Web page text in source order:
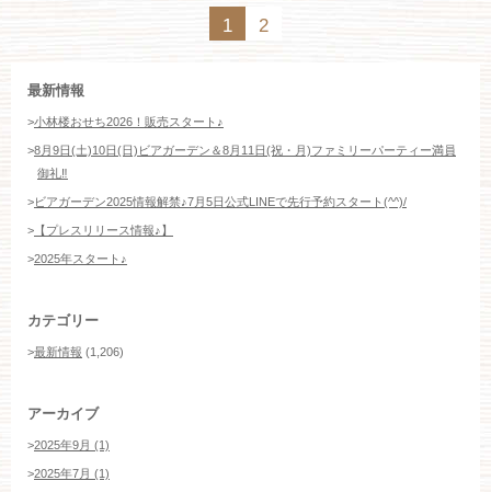
1 2
最新情報
>小林楼おせち2026！販売スタート♪
>8月9日(土)10日(日)ビアガーデン＆8月11日(祝・月)ファミリーパーティー満員
御礼‼️
>ビアガーデン2025情報解禁♪7月5日公式LINEで先行予約スタート(^^)/
> 【プレスリリース情報♪】
>2025年スタート♪
カテゴリー
>最新情報 (1,206)
アーカイブ
>2025年9月 (1)
>2025年7月 (1)